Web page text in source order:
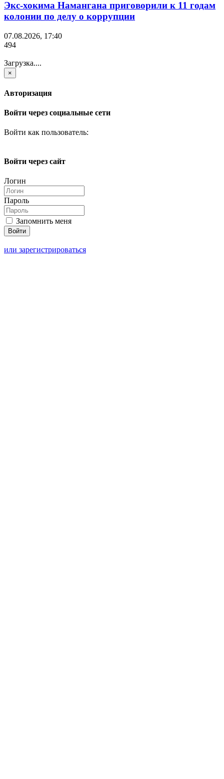
Экс-хокима Намангана приговорили к 11 годам
колонии по делу о коррупции
07.08.2026, 17:40
494
Загрузка....
×
Авторизация
Войти через социальные сети
Войти как пользователь:
Войти через сайт
Логин
Пароль
Запомнить меня
или зарегистрироваться